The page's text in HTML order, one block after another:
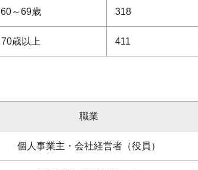
60～69歳 318
70歳以上 411
職業
個人事業主・会社経営者（役員）